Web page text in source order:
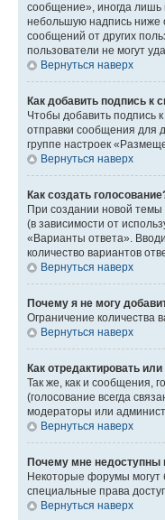
сообщение», иногда лишь
небольшую надпись ниже
сообщений от других
пользователи не могут
Вернуться наверх
Как добавить подпись к
Чтобы добавить подпись
отправки сообщения для
группе настроек
Вернуться наверх
Как создать
При создании новой
(в зависимости от
«Варианты ответа».
количество вариантов
Вернуться наверх
Почему я не могу
Ограничение количества
Вернуться наверх
Как отредактировать
Так же, как и сообщения,
(голосование всегда
модераторы или
Вернуться наверх
Почему мне
Некоторые форумы могут
специальные права
Вернуться наверх